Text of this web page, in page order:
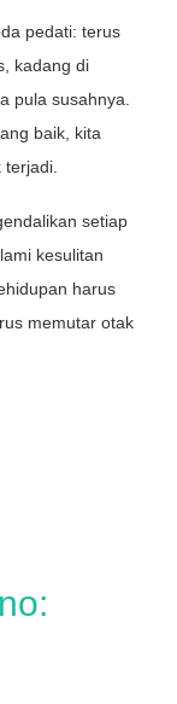
pedati: terus
kadang di
pula susahnya.
baik, kita
setiap
kesulitan
harus
memutar otak